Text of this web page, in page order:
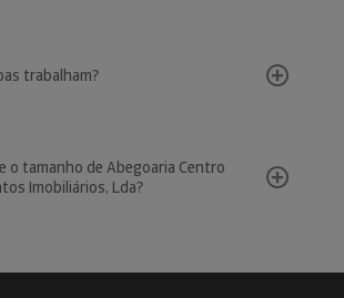
trabalham?
o tamanho de Abegoaria Centro
Imobiliários, Lda?